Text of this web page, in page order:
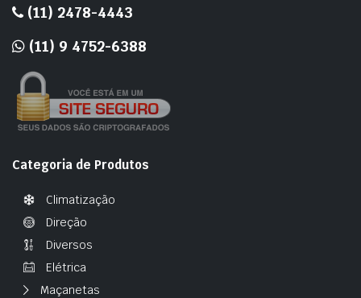
(11) 2478-4443
(11) 9 4752-6388
Categoria de Produtos
Climatização
Direção
Diversos
Elétrica
Maçanetas